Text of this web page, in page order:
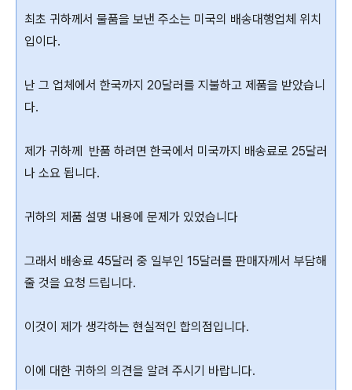
최초 귀하께서 물품을 보낸 주소는 미국의 배송대행업체 위치
입이다.
난 그 업체에서 한국까지 20달러를 지불하고 제품을 받았습니
다.
제가 귀하께 반품 하려면 한국에서 미국까지 배송료로 25달러
나 소요 됩니다.
귀하의 제품 설명 내용에 문제가 있었습니다
그래서 배송료 45달러 중 일부인 15달러를 판매자께서 부담해
줄 것을 요청 드립니다.
이것이 제가 생각하는 현실적인 합의점입니다.
이에 대한 귀하의 의견을 알려 주시기 바랍니다.